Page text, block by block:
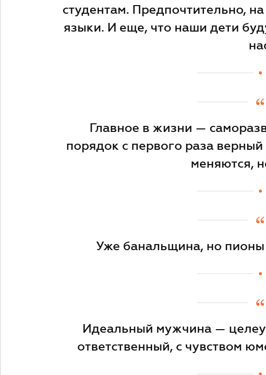
студентам. Предпочтительно,
языки. И еще, что наши дети
Главное в жизни —
порядок с первого раза
меняются,
Уже банальщина, но
Идеальный мужчина —
ответственный, с чувством